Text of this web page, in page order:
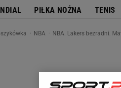
PIŁKA NOŻNA TENIS
NBA NBA. Lakers bezradni.